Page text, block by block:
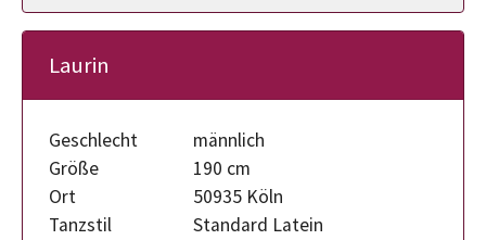
Laurin
Geschlecht
männlich
Größe
190 cm
Ort
50935 Köln
Tanzstil
Standard Latein